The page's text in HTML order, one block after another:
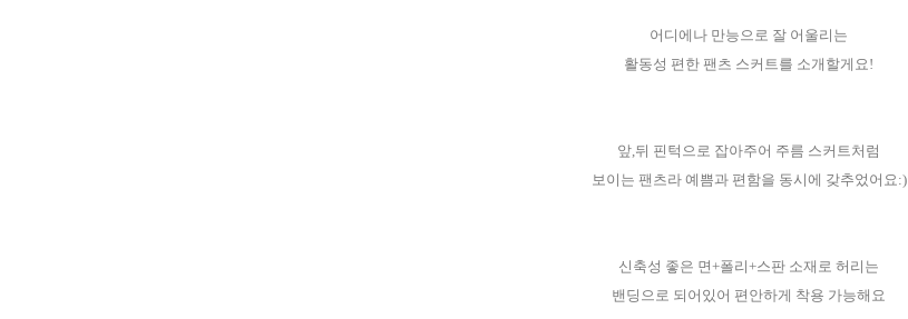
어디에나 만능으로 잘 어울리는
활동성 편한 팬츠 스커트를 소개할게요!
앞,뒤 핀턱으로 잡아주어 주름 스커트처럼
보이는 팬츠라 예쁨과 편함을 동시에 갖추었어요:)
신축성 좋은 면+폴리+스판 소재로 허리는
밴딩으로 되어있어 편안하게 착용 가능해요